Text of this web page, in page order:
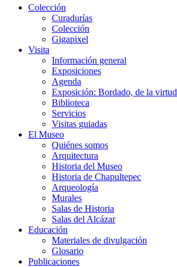
Colección
Curadurías
Colección
Gigapixel
Visita
Información general
Exposiciones
Agenda
Exposición: Bordado, de la virtud
Biblioteca
Servicios
Visitas guiadas
El Museo
Quiénes somos
Arquitectura
Historia del Museo
Historia de Chapultepec
Arqueología
Murales
Salas de Historia
Salas del Alcázar
Educación
Materiales de divulgación
Glosario
Publicaciones